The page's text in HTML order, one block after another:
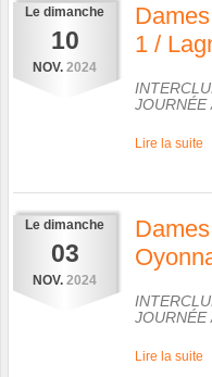
Le dimanche
10
NOV. 2024
1 /
JOURNÉE
Lire la suite
Le dimanche
03
NOV. 2024
JOURNÉE
Lire la suite